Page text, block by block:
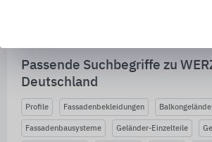
Passende Suchbegriffe zu
Deutschland
Profile Fassadenbekleidungen
Fassadenbausysteme Geländer-Einzelteile